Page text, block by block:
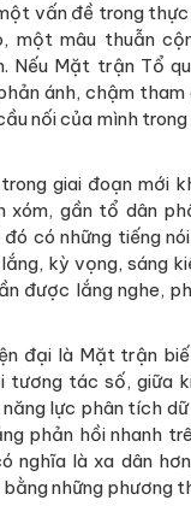
vấn đề trong
một mâu thuẫn
Nếu Mặt trận Tổ
ánh, chậm tham
nối của mình
giai đoạn mới
xóm, gần tổ dân
đó có những tiếng
kỳ vọng, sáng
được lắng nghe,
đại là Mặt trận
tác số, giữa
lực phân tích dữ
phản hồi nhanh
nghĩa là xa dân
những phương